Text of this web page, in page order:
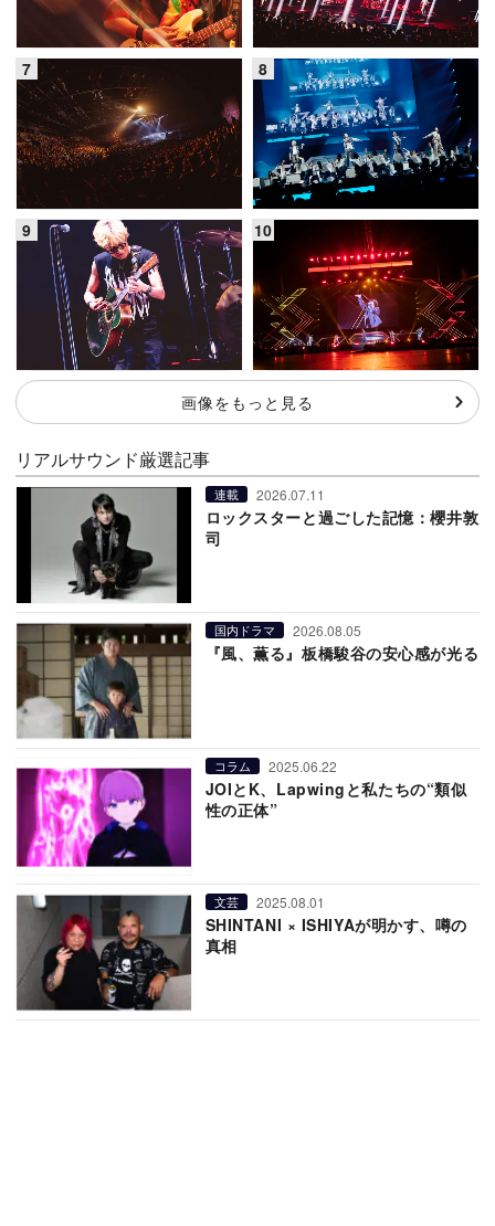
画像をもっと見る
リアルサウンド厳選記事
連載 2026.07.11
ロックスターと過ごした記憶：櫻井敦
司
国内ドラマ 2026.08.05
『風、薫る』板橋駿谷の安心感が光る
コラム 2025.06.22
JOIとK、Lapwingと私たちの“類似
性の正体”
文芸 2025.08.01
SHINTANI × ISHIYAが明かす、噂の
真相